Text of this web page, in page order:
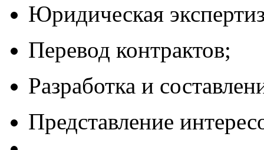
Юридическая
Перевод контрактов;
Разработка и
Представление